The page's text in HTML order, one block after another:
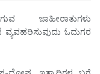
ಜಾಹೀರಾತುಗಳು
ವ್ಯವಹರಿಸುವುದು ಓದುಗರ